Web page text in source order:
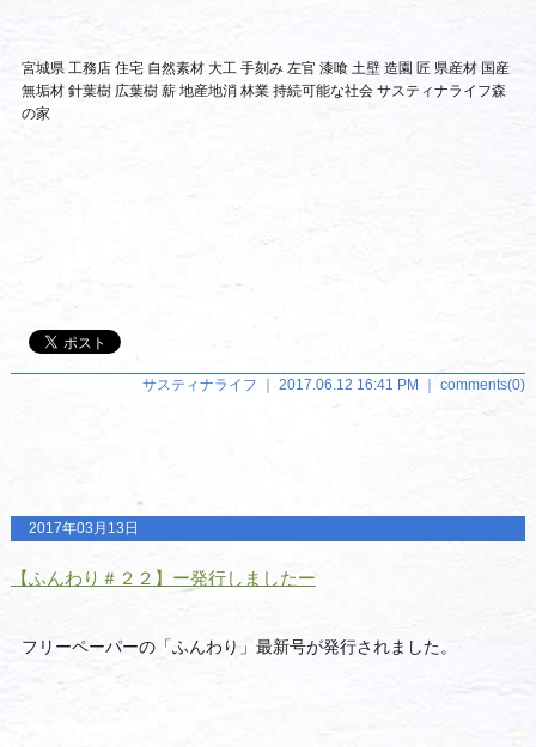
宮城県 工務店 住宅 自然素材 大工 手刻み 左官 漆喰 土壁 造園 匠 県産材 国産
無垢材 針葉樹 広葉樹 薪 地産地消 林業 持続可能な社会 サスティナライフ森
の家
サスティナライフ ｜ 2017.06.12 16:41 PM ｜comments(0)
2017年03月13日
【ふんわり＃２２】ー発行しましたー
フリーペーパーの「ふんわり」最新号が発行されました。